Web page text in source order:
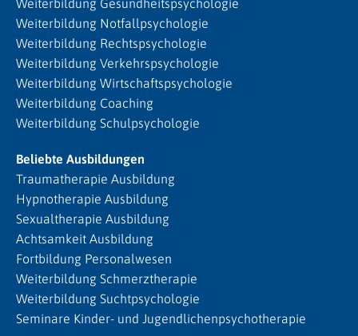
Weiterbildung Gesundheitspsychologie
Weiterbildung Notfallpsychologie
Weiterbildung Rechtspsychologie
Weiterbildung Verkehrspsychologie
Weiterbildung Wirtschaftspsychologie
Weiterbildung Coaching
Weiterbildung Schulpsychologie
Beliebte Ausbildungen
Traumatherapie Ausbildung
Hypnotherapie Ausbildung
Sexualtherapie Ausbildung
Achtsamkeit Ausbildung
Fortbildung Personalwesen
Weiterbildung Schmerztherapie
Weiterbildung Suchtpsychologie
Seminare Kinder- und Jugendlichenpsychotherapie